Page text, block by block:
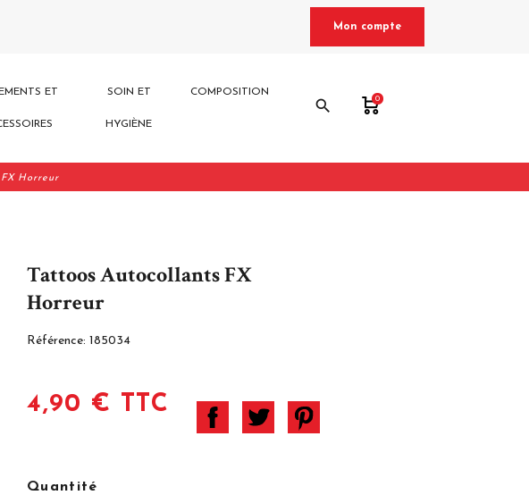
Mon compte
ET SOIN ET
HYGIÈNE
COMPOSITION
search 0
Horreur
Tattoos Autocollants FX
Horreur
Référence: 185034
4,90 € TTC
Quantité